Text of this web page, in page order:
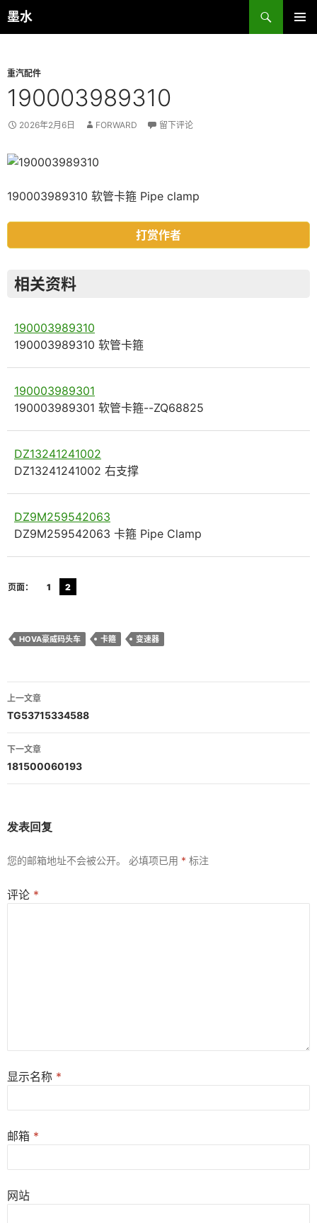
跳
至
墨水
搜
索
重汽配件
190003989310
2026年2月6日 FORWARD 留下评论
190003989310 软管卡箍 Pipe clamp
打赏作者
相关资料
190003989310
190003989310 软管卡箍
190003989301
190003989301 软管卡箍--ZQ68825
DZ13241241002
DZ13241241002 右支撑
DZ9M259542063
DZ9M259542063 卡箍 Pipe Clamp
页面： 1 2
HOVA豪威码头车 卡箍 变速器
文
章
导
航
上一文章
TG53715334588
下一文章
181500060193
发表回复
您的邮箱地址不会被公开。 必填项已用 * 标注
评论 *
显示名称 *
邮箱 *
网站